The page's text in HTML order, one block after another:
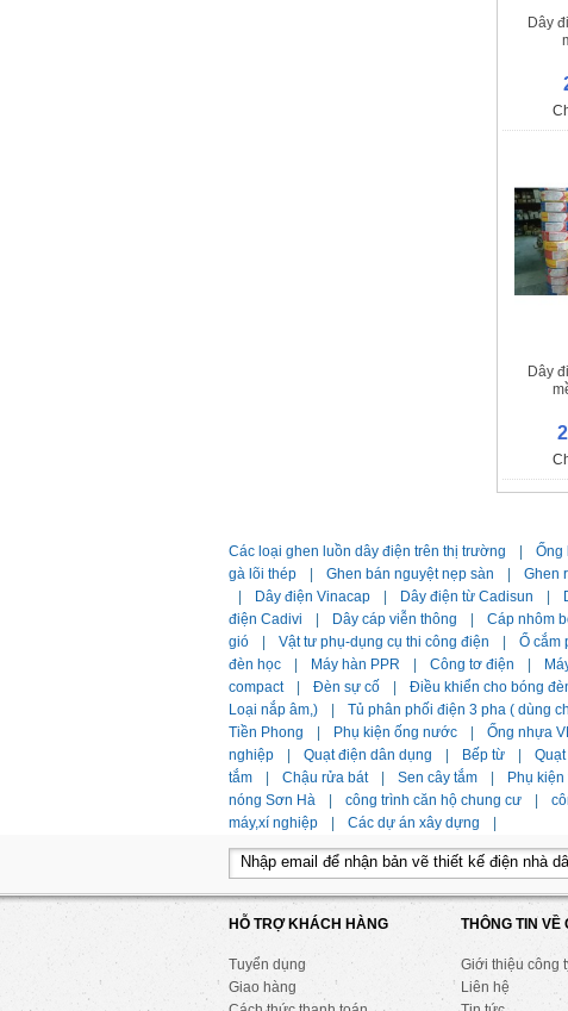
Dây
Dây
Các loại ghen luồn dây điện trên thị trường Ống
gà lõi thép
Ghen bán nguyệt nẹp sàn Ghen
Dây điện Vinacap Dây điện từ Cadisun
điện Cadivi
Dây cáp viễn thông Cáp nhôm
gió
Vật tư phụ-dụng cụ thi công điện Ổ cắm
đèn học
Máy hàn PPR Công tơ điện
compact
Đèn sự cố Điều khiển cho bóng
Loại nắp âm,)
Tủ phân phối điện 3 pha ( dùng
Tiền Phong
Phụ kiện ống nước Ống nhựa
nghiệp
Quạt điện dân dụng Bếp từ
tắm
Chậu rửa bát Sen cây tắm Phụ
nóng Sơn Hà
công trình căn hộ chung cư
máy,xí nghiệp
Các dự án xây dựng
HỖ TRỢ KHÁCH HÀNG
Tuyển dụng
Giao hàng
THÔNG TIN VỀ
Giới thiệu công
Liên hệ